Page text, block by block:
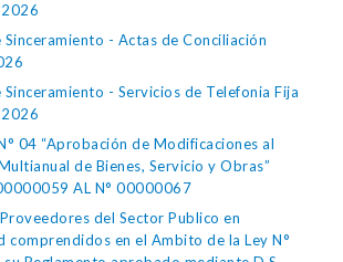
Sinceramiento - Actas de Conciliación
Sinceramiento - Servicios de Telefonia Fija
04 “Aprobación de Modificaciones al
de Bienes, Servicio y Obras”
AL N° 00000067
del Sector Publico en
comprendidos en el Ambito de la Ley N°